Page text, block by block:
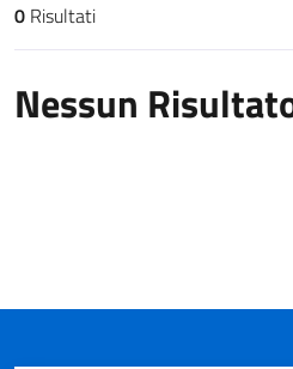
Risultati di
0 Risultati
Nessun